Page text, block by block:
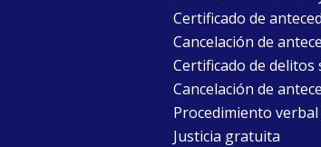
Certificado de
Cancelación de
Certificado de delitos
Cancelación de
Procedimiento
Justicia gratuita